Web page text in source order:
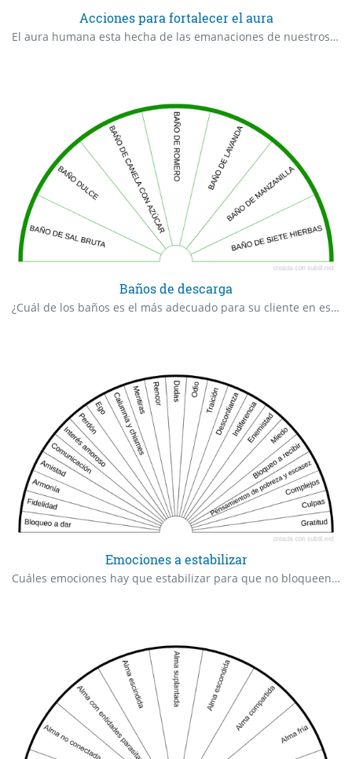
Acciones para fortalecer el aura
El aura humana esta hecha de las emanaciones de nuestros cuerpos, patrones neurológicos del pensamiento, y de las energías espirituales en el ambiente. Su anatomía es mucho más compleja que nuestro cuerpo. El aura tiene cualidades giratorias, de chakras y otras fuerzas, tiene cualidades pulsantes, luminiscentes y de sonido. Nuestra energía, sin embargo, tiende a tener un orden, y esta anatomía se hace presente en el aura debido a un orden atado a una experiencia humana
Baños de descarga
¿Cuál de los baños es el más adecuado para su cliente en este momento?
Emociones a estabilizar
Cuáles emociones hay que estabilizar para que no bloqueen o limiten la abundancia, prosperidad y suministro económico